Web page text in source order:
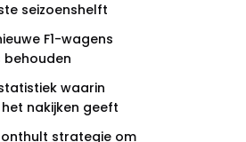
seizoenshelft
F1-wagens
behouden
waarin
nakijken geeft
strategie om